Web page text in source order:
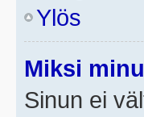
Ylös
Miksi
Sinun ei